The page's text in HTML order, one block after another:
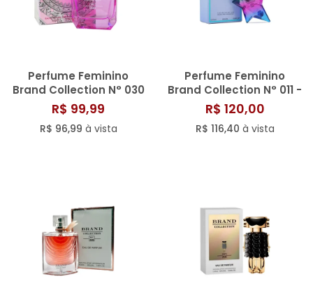
Perfume Feminino
Brand Collection N° 030
- 25ML
R$ 99,99
R$ 96,99 à vista
Perfume Feminino
Brand Collection N° 011 -
25ML
R$ 120,00
R$ 116,40 à vista